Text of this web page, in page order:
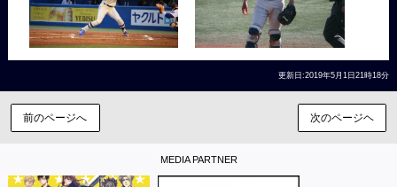
更新日:2019年5月1日21時18分
前のページへ 次のページヘ
MEDIA PARTNER